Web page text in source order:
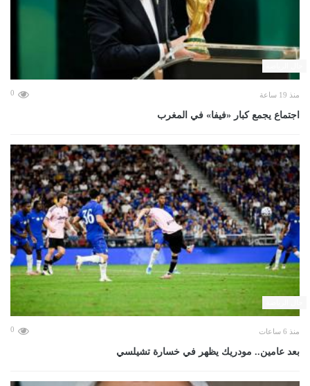
منذ 19 ساعة 0
اجتماع يجمع كبار «فيفا» في المغرب
منذ 6 ساعات 0
بعد عامين.. مودريك يظهر في خسارة تشيلسي